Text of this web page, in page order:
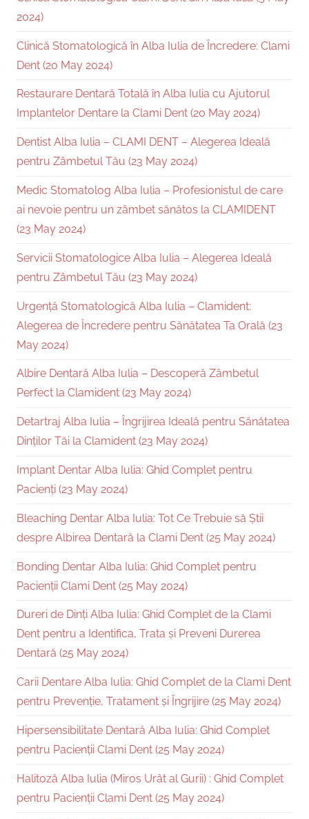
2024)
Clinică Stomatologică în Alba Iulia de Încredere: Clami
Dent (20 May 2024)
Restaurare Dentară Totală în Alba Iulia cu Ajutorul
Implantelor Dentare la Clami Dent (20 May 2024)
Dentist Alba Iulia – CLAMI DENT – Alegerea Ideală
pentru Zâmbetul Tău (23 May 2024)
Medic Stomatolog Alba Iulia – Profesionistul de care
ai nevoie pentru un zâmbet sănătos la CLAMIDENT
(23 May 2024)
Servicii Stomatologice Alba Iulia – Alegerea Ideală
pentru Zâmbetul Tău (23 May 2024)
Urgență Stomatologică Alba Iulia – Clamident:
Alegerea de Încredere pentru Sănătatea Ta Orală (23
May 2024)
Albire Dentară Alba Iulia – Descoperă Zâmbetul
Perfect la Clamident (23 May 2024)
Detartraj Alba Iulia – Îngrijirea Ideală pentru Sănătatea
Dinților Tăi la Clamident (23 May 2024)
Implant Dentar Alba Iulia: Ghid Complet pentru
Pacienți (23 May 2024)
Bleaching Dentar Alba Iulia: Tot Ce Trebuie să Știi
despre Albirea Dentară la Clami Dent (25 May 2024)
Bonding Dentar Alba Iulia: Ghid Complet pentru
Pacienții Clami Dent (25 May 2024)
Dureri de Dinți Alba Iulia: Ghid Complet de la Clami
Dent pentru a Identifica, Trata și Preveni Durerea
Dentară (25 May 2024)
Carii Dentare Alba Iulia: Ghid Complet de la Clami Dent
pentru Prevenție, Tratament și Îngrijire (25 May 2024)
Hipersensibilitate Dentară Alba Iulia: Ghid Complet
pentru Pacienții Clami Dent (25 May 2024)
Halitoză Alba Iulia (Miros Urât al Gurii) : Ghid Complet
pentru Pacienții Clami Dent (25 May 2024)